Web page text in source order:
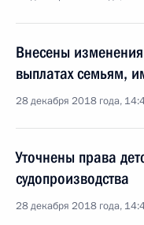
Внесены
выплатах семьям,
28 декабря 2018 года,
Уточнены права
судопроизводства
28 декабря 2018 года,